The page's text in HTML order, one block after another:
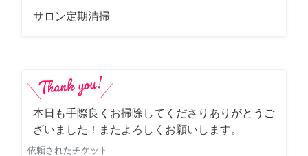
サロン定期清掃
本日も手際良くお掃除してくださりありがとうご
ざいました！またよろしくお願いします。
依頼されたチケット